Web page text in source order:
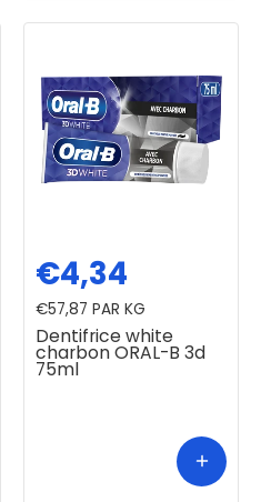
Dentifrice white
charbon ORAL-B 3d
75ml
€4,34
€57,87 PAR KG